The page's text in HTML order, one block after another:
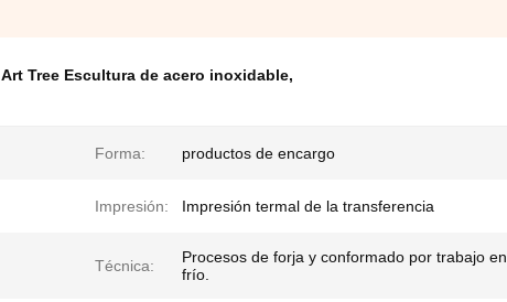
Art Tree Escultura de acero inoxidable,
Forma: productos de encargo
Impresión: Impresión termal de la transferencia
Técnica:
Procesos de forja y conformado por trabajo en
frío.